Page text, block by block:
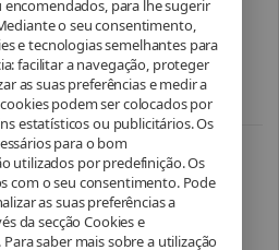
para lhe sugerir
o seu consentimento,
e tecnologias semelhantes para
facilitar a navegação, proteger
as suas preferências e medir a
podem ser colocados por
estatísticos ou publicitários. Os
para o bom
utilizados por predefinição. Os
com o seu consentimento. Pode
as suas preferências a
da secção Cookies e
saber mais sobre a utilização
74,90€
Teclados Informática, Periféricos
Rato
Logitech – Ensemble sans fil
souris + clavier AZERTY – MK295
– Gris